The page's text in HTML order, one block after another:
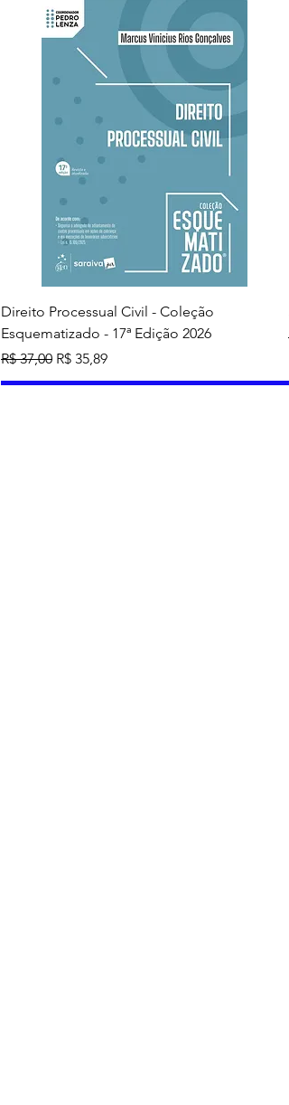
Direito Processual Civil - Coleção
Esquematizado - 17ª Edição 2026
Preço normal
R$ 37,00 Preço promocional
R$ 35,89